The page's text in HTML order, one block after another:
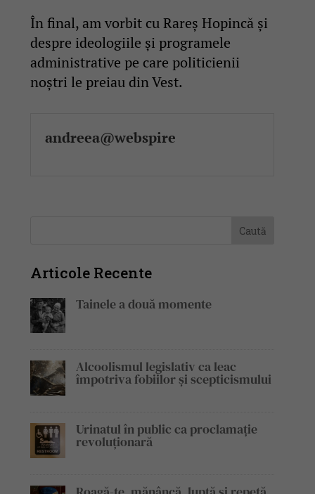
În final, am vorbit cu Rareș Hopincă și
despre ideologiile și programele
administrative pe care politicienii
noștri le preiau din Vest.
andreea@webspire
Articole Recente
Tainele a două momente
Alcoolismul legislativ ca leac
împotriva fobiilor și scepticismului
Urinatul în public ca proclamație
revoluționară